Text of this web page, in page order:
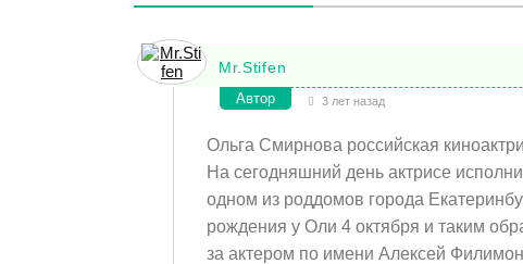
Mr.Stifen
Автор 3 лет назад
Ольга Смирнова российская
На сегодняшний день актрисе
одном из роддомов города
рождения у Оли 4 октября и таким
за актером по имени Алексей